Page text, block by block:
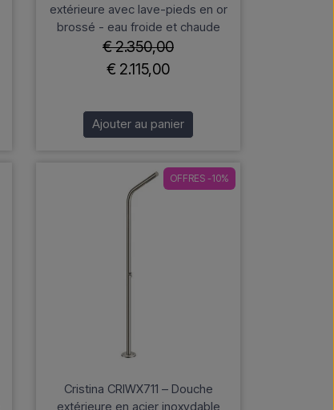
extérieure avec lave-pieds en or
brossé - eau froide et chaude
€ 2.350,00
€ 2.115,00
Ajouter au panier
OFFRES -10%
Cristina CRIWX711 – Douche
extérieure en acier inoxydable